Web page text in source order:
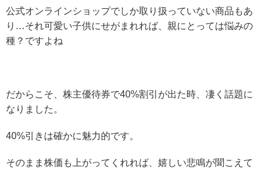
公式オンラインショップでしか取り扱っていない商品もあ
り…それ可愛い子供にせがまれれば、親にとっては悩みの
種？ですよね
だからこそ、株主優待券で40%割引が出た時、凄く話題に
なりました。
40%引きは確かに魅力的です。
そのまま株価も上がってくれれば、嬉しい悲鳴が聞こえて